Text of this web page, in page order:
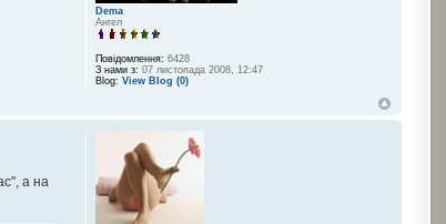
Dema
Ангел
Повідомлення: 6428
З нами з: 07 листопада 2008, 12:47
Blog: View Blog (0)
а на